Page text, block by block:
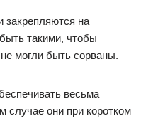
закрепляются на
такими, чтобы
могли быть сорваны.
весьма
случае они при коротком